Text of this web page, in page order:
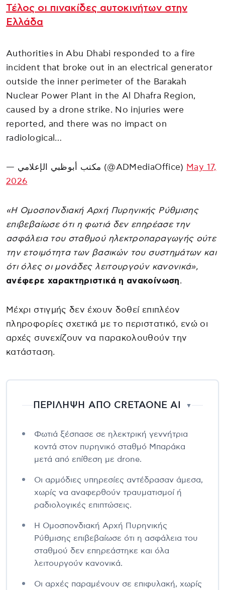
Τέλος οι πινακίδες αυτοκινήτων στην
Ελλάδα
Authorities in Abu Dhabi responded to a fire
incident that broke out in an electrical generator
outside the inner perimeter of the Barakah
Nuclear Power Plant in the Al Dhafra Region,
caused by a drone strike. No injuries were
reported, and there was no impact on
radiological…
— مكتب أبوظبي الإعلامي (@ADMediaOffice) May 17,
2026
«Η Ομοσπονδιακή Αρχή Πυρηνικής Ρύθμισης
επιβεβαίωσε ότι η φωτιά δεν επηρέασε την
ασφάλεια του σταθμού ηλεκτροπαραγωγής ούτε
την ετοιμότητα των βασικών του συστημάτων και
ότι όλες οι μονάδες λειτουργούν κανονικά»,
ανέφερε χαρακτηριστικά η ανακοίνωση.
Μέχρι στιγμής δεν έχουν δοθεί επιπλέον
πληροφορίες σχετικά με το περιστατικό, ενώ οι
αρχές συνεχίζουν να παρακολουθούν την
κατάσταση.
ΠΕΡΙΛΗΨΗ ΑΠΟ CRETAONE AI ▼
Φωτιά ξέσπασε σε ηλεκτρική γεννήτρια
κοντά στον πυρηνικό σταθμό Μπαράκα
μετά από επίθεση με drone.
Οι αρμόδιες υπηρεσίες αντέδρασαν άμεσα,
χωρίς να αναφερθούν τραυματισμοί ή
ραδιολογικές επιπτώσεις.
Η Ομοσπονδιακή Αρχή Πυρηνικής
Ρύθμισης επιβεβαίωσε ότι η ασφάλεια του
σταθμού δεν επηρεάστηκε και όλα
λειτουργούν κανονικά.
Οι αρχές παραμένουν σε επιφυλακή, χωρίς